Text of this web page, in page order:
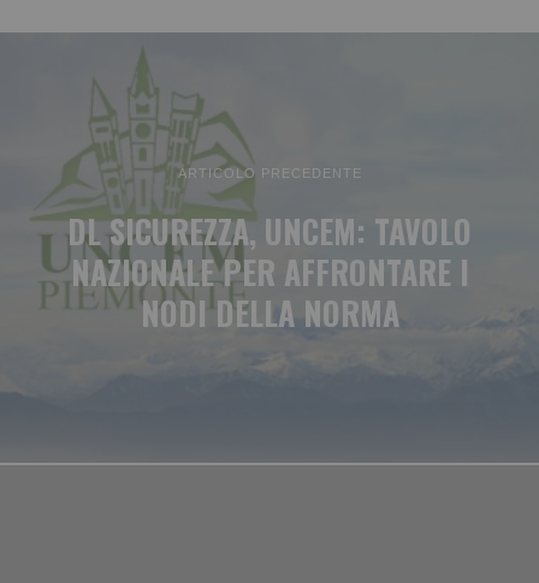
ARTICOLO PRECEDENTE
DL SICUREZZA, UNCEM: TAVOLO
NAZIONALE PER AFFRONTARE I
NODI DELLA NORMA